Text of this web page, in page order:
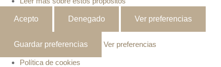
Acepto Denegado Ver preferencias
Guardar preferencias Ver preferencias
Política de cookies